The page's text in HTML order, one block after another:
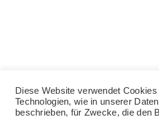
Diese Website verwendet
Technologien, wie in unserer
beschrieben, für Zwecke, die den